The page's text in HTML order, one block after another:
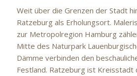
Weit über die Grenzen der Stadt
Ratzeburg als Erholungsort.
zur Metropolregion Hamburg
Mitte des Naturpark
Dämme verbinden den
Festland. Ratzeburg ist Kreisstadt